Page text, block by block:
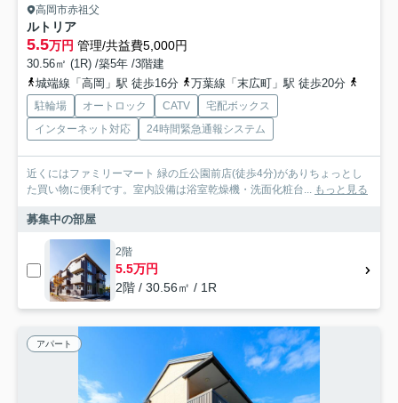
高岡市赤祖父
ルトリア
5.5万円 管理/共益費5,000円
30.56㎡ (1R) /築5年 /3階建
城端線「高岡」駅 徒歩16分
万葉線「末広町」駅 徒歩20分
駐輪場 オートロック CATV
宅配ボックス
インターネット対応
24時間緊急通報システム
近くにはファミリーマート 緑の丘公園前店(徒歩4分)がありちょっとし
た買い物に便利です。室内設備は浴室乾燥機・洗面化粧台... もっと見る
募集中の部屋
2階
5.5万円
2階 / 30.56㎡ / 1R
アパート